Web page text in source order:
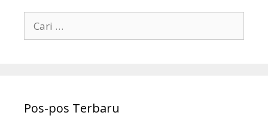
tPos-pos Terbaru